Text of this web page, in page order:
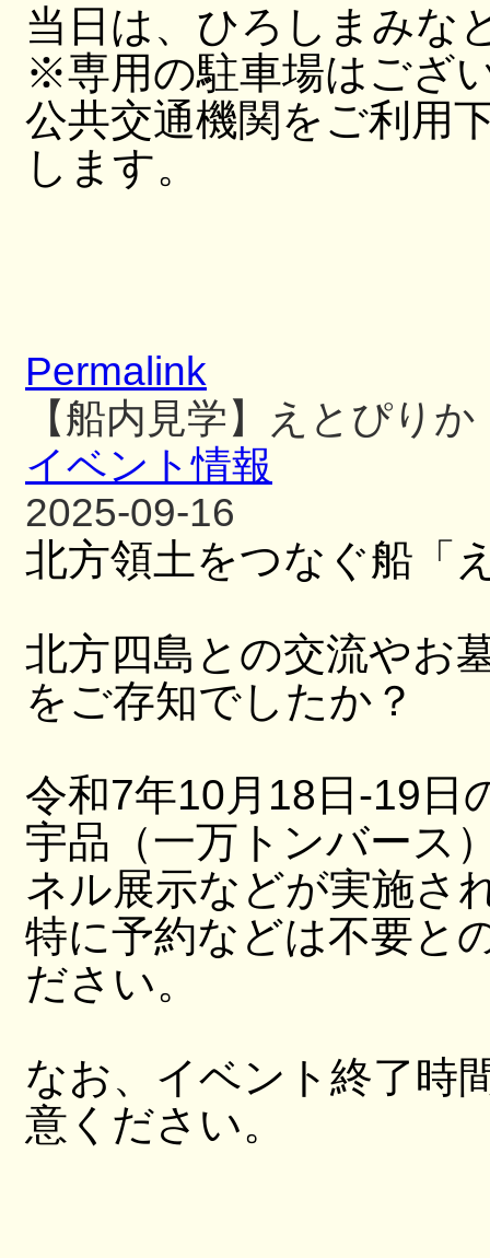
当日は、ひろしまみな
※専用の駐車場はござ
公共交通機関をご利用
します。
Permalink
【船内見学】えとぴりか
イベント情報
2025-09-16
北方領土をつなぐ船「
北方四島との交流やお
をご存知でしたか？
令和7年10月18日-19日
宇品（一万トンバース
ネル展示などが実施さ
特に予約などは不要と
ださい。
なお、イベント終了時
意ください。